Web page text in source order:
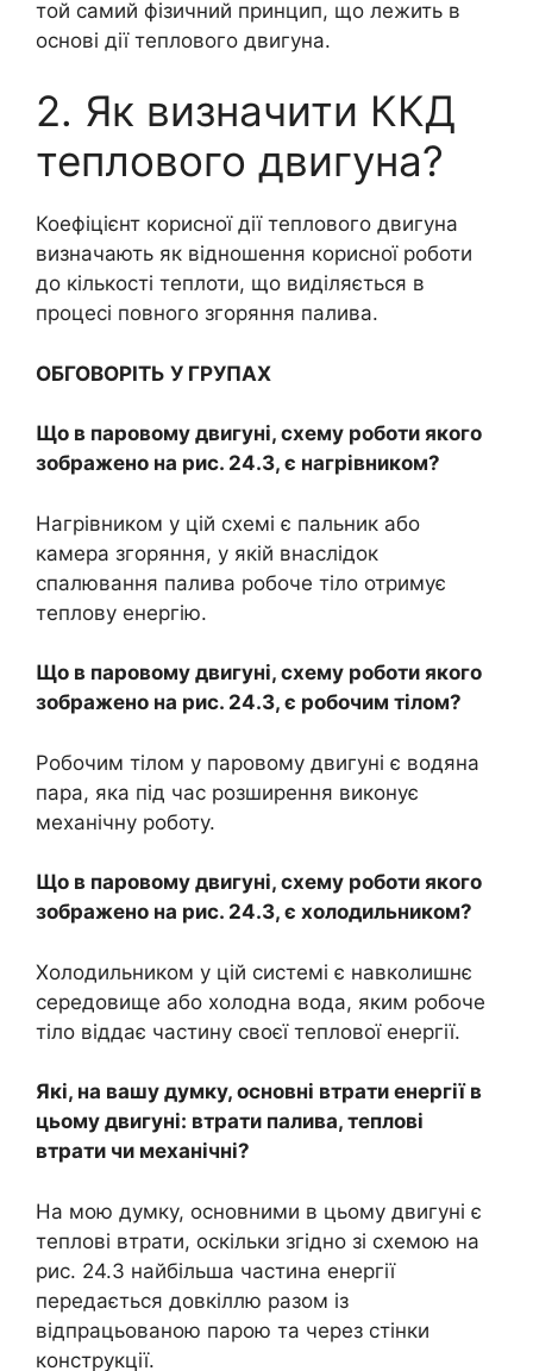
той самий фізичний принцип, що лежить в
основі дії теплового двигуна.
2. Як визначити ККД
теплового двигуна?
Коефіцієнт корисної дії теплового двигуна
визначають як відношення корисної роботи
до кількості теплоти, що виділяється в
процесі повного згоряння палива.
ОБГОВОРІТЬ У ГРУПАХ
Що в паровому двигуні, схему роботи якого
зображено на рис. 24.3, є нагрівником?
Нагрівником у цій схемі є пальник або
камера згоряння, у якій внаслідок
спалювання палива робоче тіло отримує
теплову енергію.
Що в паровому двигуні, схему роботи якого
зображено на рис. 24.3, є робочим тілом?
Робочим тілом у паровому двигуні є водяна
пара, яка під час розширення виконує
механічну роботу.
Що в паровому двигуні, схему роботи якого
зображено на рис. 24.3, є холодильником?
Холодильником у цій системі є навколишнє
середовище або холодна вода, яким робоче
тіло віддає частину своєї теплової енергії.
Які, на вашу думку, основні втрати енергії в
цьому двигуні: втрати палива, теплові
втрати чи механічні?
На мою думку, основними в цьому двигуні є
теплові втрати, оскільки згідно зі схемою на
рис. 24.3 найбільша частина енергії
передається довкіллю разом із
відпрацьованою парою та через стінки
конструкції.